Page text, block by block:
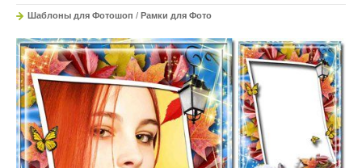
Шаблоны для Фотошоп / Рамки для Фото